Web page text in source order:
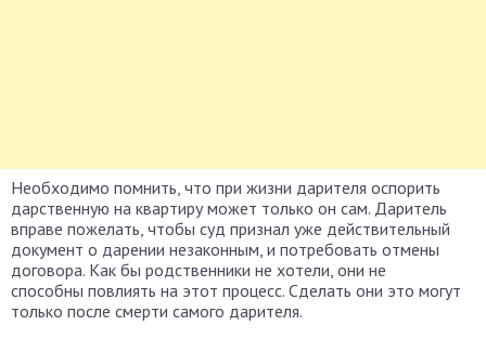
Необходимо помнить, что при жизни дарителя оспорить
дарственную на квартиру может только он сам. Даритель
вправе пожелать, чтобы суд признал уже действительный
документ о дарении незаконным, и потребовать отмены
договора. Как бы родственники не хотели, они не
способны повлиять на этот процесс. Сделать они это могут
только после смерти самого дарителя.